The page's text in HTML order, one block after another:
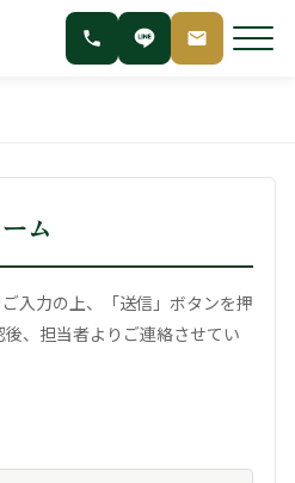
ム
入力の上、「送信」ボタンを押
後、担当者よりご連絡させてい